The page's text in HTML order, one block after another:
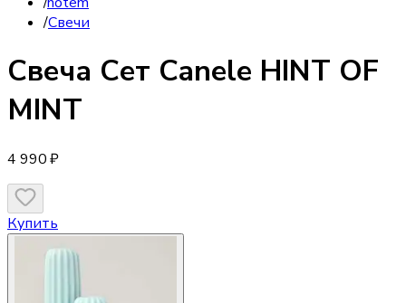
/Свечи
Свеча Cет Сanele HINT OF
MINT
4 990 ₽
Купить